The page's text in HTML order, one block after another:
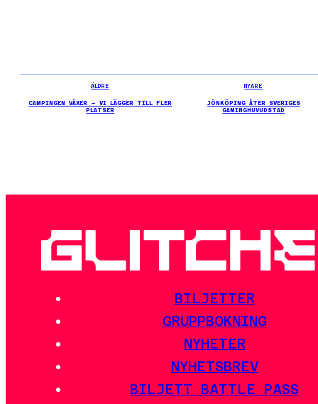
ÄLDRE
CAMPINGEN VÄXER – VI LÄGGER TILL FLER
PLATSER
NYARE
JÖNKÖPING ÅTER SVERIGES
GAMINGHUVUDSTAD
BILJETTER
GRUPPBOKNING
NYHETER
NYHETSBREV
BILJETT BATTLE PASS